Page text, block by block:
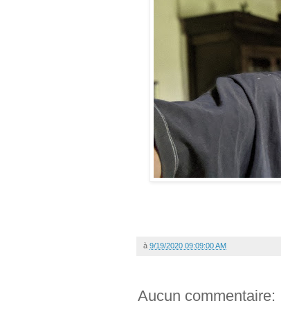
à 9/19/2020 09:09:00 AM
Aucun commentaire: